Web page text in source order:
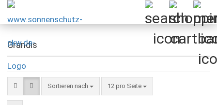
Grandis
Sortieren nach
Sortieren nach 12 pro Seite
pro Seite